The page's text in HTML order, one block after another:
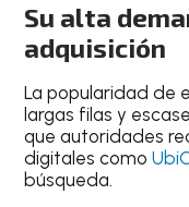
Su alta
adquisición
La popularidad de
largas filas y
que autoridades
digitales como
búsqueda.